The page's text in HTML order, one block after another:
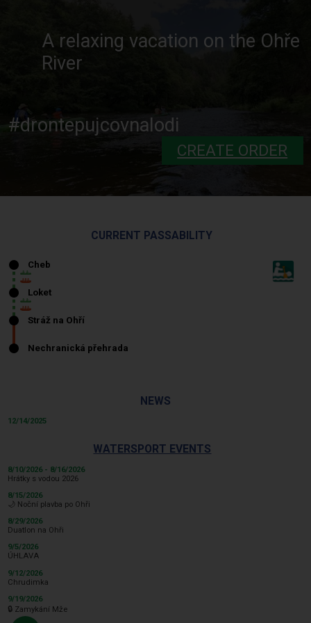
A relaxing vacation on the Ohře
River
#drontepujcovnalodi
CREATE ORDER
CURRENT PASSABILITY
NEWS
12/14/2025
WATERSPORT EVENTS
8/10/2026 - 8/16/2026
Hrátky s vodou 2026
8/15/2026
🌙 Noční plavba po Ohři
8/29/2026
Duatlon na Ohři
9/5/2026
ÚHLAVA
9/12/2026
Chrudimka
9/19/2026
🔒 Zamykání Mže